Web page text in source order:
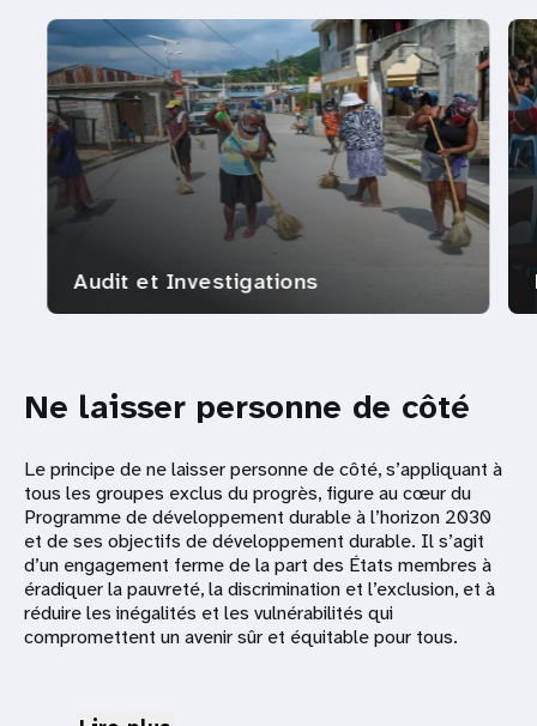
Audit et Investigations
Ne laisser personne de côté
Le principe de ne laisser personne de côté, s’appliquant à
tous les groupes exclus du progrès, figure au cœur du
Programme de développement durable à l’horizon 2030
et de ses objectifs de développement durable. Il s’agit
d’un engagement ferme de la part des États membres à
éradiquer la pauvreté, la discrimination et l’exclusion, et à
réduire les inégalités et les vulnérabilités qui
compromettent un avenir sûr et équitable pour tous.